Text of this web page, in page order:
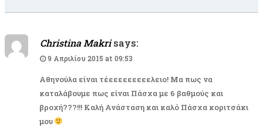
Christina Makri says:
9 Απριλίου 2015 at 09:53
Αθηνούλα είναι τέεεεεεεεεελειο! Μα πως να
καταλάβουμε πως είναι Πάσχα με 6 βαθμούς και
βροχή???!!! Καλή Ανάσταση και καλό Πάσχα κοριτσάκι
μου